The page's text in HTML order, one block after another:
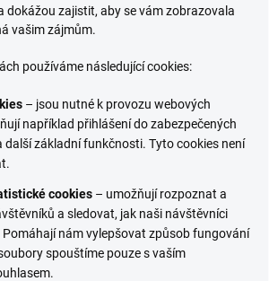
dokážou zajistit, aby se vám zobrazovala
vašim zájmům.
používáme následující cookies:
– jsou nutné k provozu webových
například přihlášení do zabezpečených
další základní funkčnosti. Tyto cookies není
cookies – umožňují rozpoznat a
a sledovat, jak naši návštěvníci
Pomáhají nám vylepšovat způsob fungování
spouštíme pouze s vaším